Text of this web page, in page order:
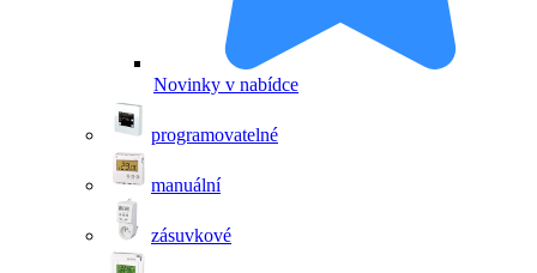
Novinky v nabídce
programovatelné
manuální
zásuvkové